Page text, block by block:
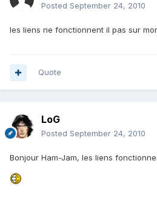
Posted September 24, 2010
les liens ne fonctionnent il pas sur
Quote
LoG
Posted September 24, 2010
Bonjour Ham-Jam, les liens